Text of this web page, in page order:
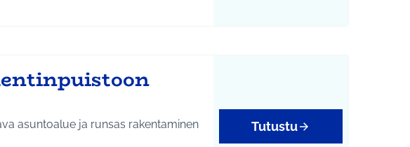
ja harrastukset
asuntoalue ja runsas rakentaminen
Tutustu